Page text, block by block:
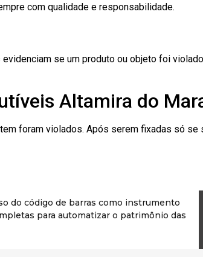
com qualidade e responsabilidade.
se um produto ou objeto foi
Altamira do
foram violados. Após serem fixadas só
do código de barras como instrumento
para automatizar o patrimônio das